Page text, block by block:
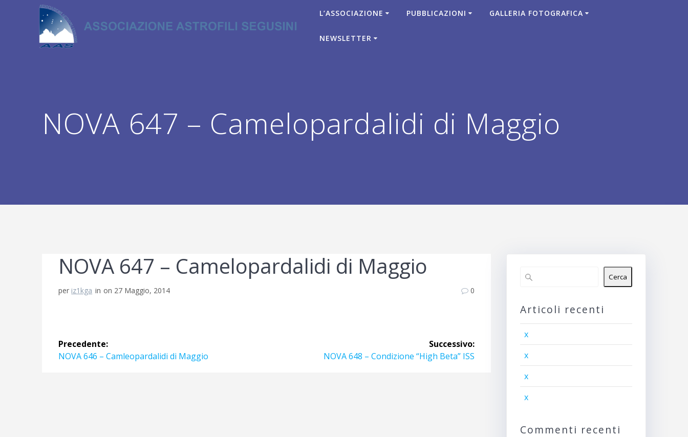
L’ASSOCIAZIONE PUBBLICAZIONI GALLERIA FOTOGRAFICA
NEWSLETTER
NOVA 647 – Camelopardalidi di Maggio
NOVA 647 – Camelopardalidi di Maggio
per iz1kga in on 27 Maggio, 2014 0
Navigazione
articoli
Precedente:
Articolo
NOVA 646 – Camleopardalidi di Maggio
Successivo:
Articolo
NOVA 648 – Condizione “High Beta” ISS
Cerca
Articoli recenti
x
x
x
x
Commenti recenti